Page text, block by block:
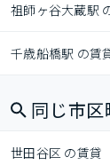
祖師ヶ谷大蔵駅
千歳船橋駅 の賃
同じ市
世田谷区 の賃貸